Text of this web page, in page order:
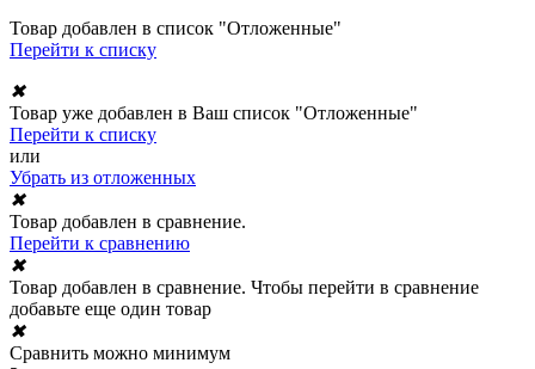
Товар добавлен в список "Отложенные"
Перейти к списку
✖
Товар уже добавлен в Ваш список "Отложенные"
Перейти к списку
или
Убрать из отложенных
✖
Товар добавлен в сравнение.
Перейти к сравнению
✖
Товар добавлен в сравнение. Чтобы перейти в сравнение
добавьте еще один товар
✖
Сравнить можно минимум